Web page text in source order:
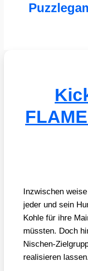
Inzwi­schen
jeder und sein
Koh­le für ihre
müss­ten. Doch
Nischen-
rea­li­sie­ren